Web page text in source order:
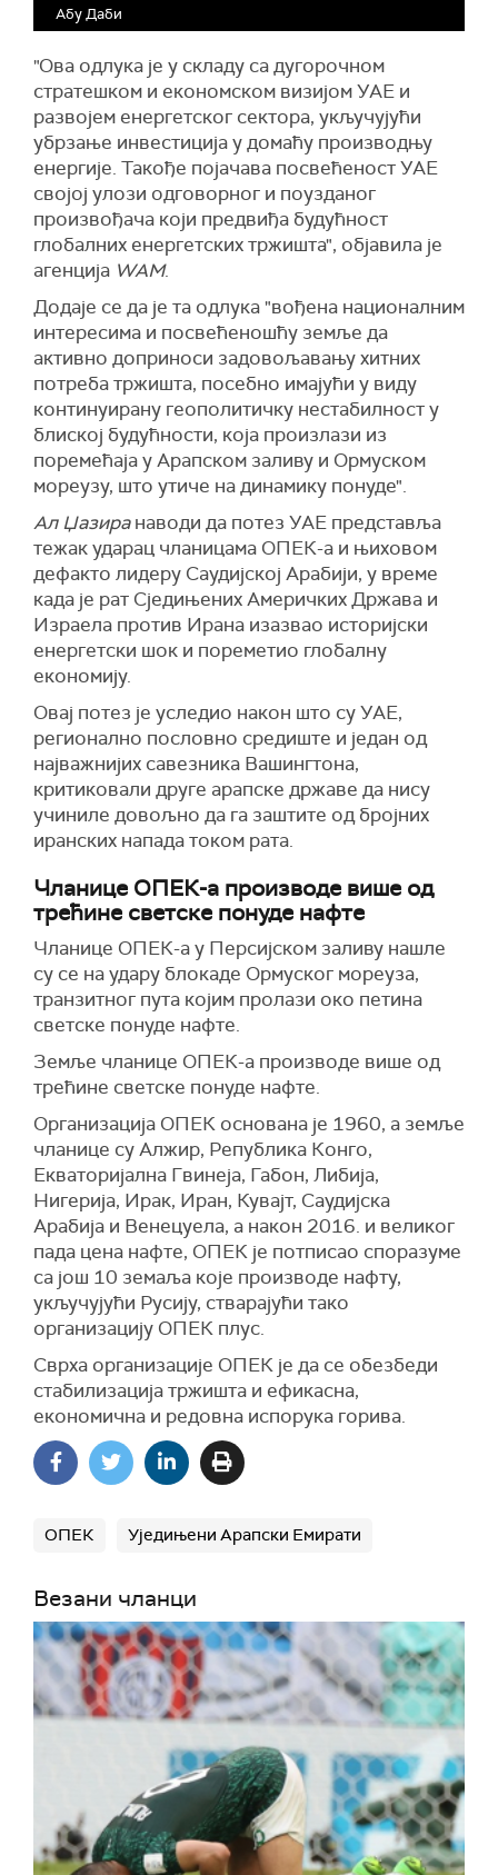
Абу Даби
"Ова одлука је у складу са дугорочном
стратешком и економском визијом УАЕ и
развојем енергетског сектора, укључујући
убрзање инвестиција у домаћу производњу
енергије. Такође појачава посвећеност УАЕ
својој улози одговорног и поузданог
произвођача који предвиђа будућност
глобалних енергетских тржишта", објавила је
агенција WAM.
Додаје се да је та одлука "вођена националним
интересима и посвећеношћу земље да
активно доприноси задовољавању хитних
потреба тржишта, посебно имајући у виду
континуирану геополитичку нестабилност у
блиској будућности, која произлази из
поремећаја у Арапском заливу и Ормуском
мореузу, што утиче на динамику понуде".
Ал Џазиранаводи да потез УАЕ представља
тежак ударац чланицама ОПЕК-а и њиховом
дефакто лидеру Саудијској Арабији, у време
када је рат Сједињених Америчких Држава и
Израела против Ирана изазвао историјски
енергетски шок и пореметио глобалну
економију.
Овај потез је уследио након што су УАЕ,
регионално пословно средиште и један од
најважнијих савезника Вашингтона,
критиковали друге арапске државе да нису
учиниле довољно да га заштите од бројних
иранских напада током рата.
Чланице ОПЕК-а производе више од
трећине светске понуде нафте
Чланице ОПЕК-а у Персијском заливу нашле
су се на удару блокаде Ормуског мореуза,
транзитног пута којим пролази око петина
светске понуде нафте.
Земље чланице ОПЕК-а производе више од
трећине светске понуде нафте.
Организација ОПЕК основана је 1960, а земље
чланице су Алжир, Република Конго,
Екваторијална Гвинеја, Габон, Либија,
Нигерија, Ирак, Иран, Кувајт, Саудијска
Арабија и Венецуела, а након 2016. и великог
пада цена нафте, ОПЕК је потписао споразуме
са још 10 земаља које производе нафту,
укључујући Русију, стварајући тако
организацију ОПЕК плус.
Сврха организације ОПЕК је да се обезбеди
стабилизација тржишта и ефикасна,
економична и редовна испорука горива.
ОПЕК Уједињени Арапски Емирати
Везани чланци